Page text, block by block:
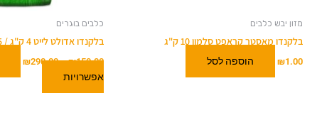
מזון יבש כלבים
בלקנדו מאסטר קראפט סלמון 10 ק"ג
₪1.00 הוספה לסל
כלבים בוגרים
בלקנדו אדולט לייט 4 ק"ג / 12.5 ק"ג
₪150.00
–
₪290.00
אפשרויות